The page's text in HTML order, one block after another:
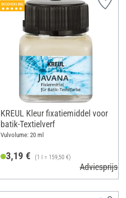
KREUL Kleur fixatiemiddel voor
batik-Textielverf
Vulvolume: 20 ml
3,19 € (1 l = 159,50 €)
Adviesprijs